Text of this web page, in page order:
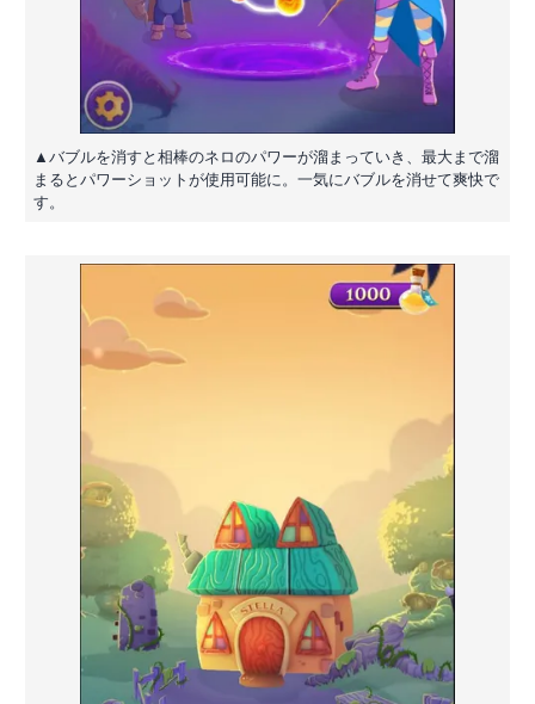
▲バブルを消すと相棒のネロのパワーが溜まっていき、最大まで溜
まるとパワーショットが使用可能に。一気にバブルを消せて爽快で
す。